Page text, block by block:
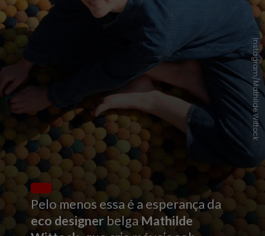
Pelo menos essa é a esperança da
eco designer belgaMathilde
Instagram/Mathilde Wittock